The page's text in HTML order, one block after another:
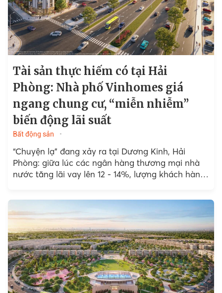
Tài sản thực hiếm có tại Hải
Phòng: Nhà phố Vinhomes giá
ngang chung cư, “miễn nhiễm”
biến động lãi suất
Bất động sản
“Chuyện lạ” đang xảy ra tại Dương Kinh, Hải
Phòng: giữa lúc các ngân hàng thương mại nhà
nước tăng lãi vay lên 12 - 14%, lượng khách hàng